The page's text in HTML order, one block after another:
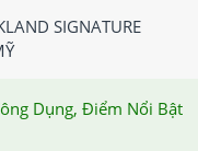
SIGNATURE
Dụng, Điểm Nổi Bật